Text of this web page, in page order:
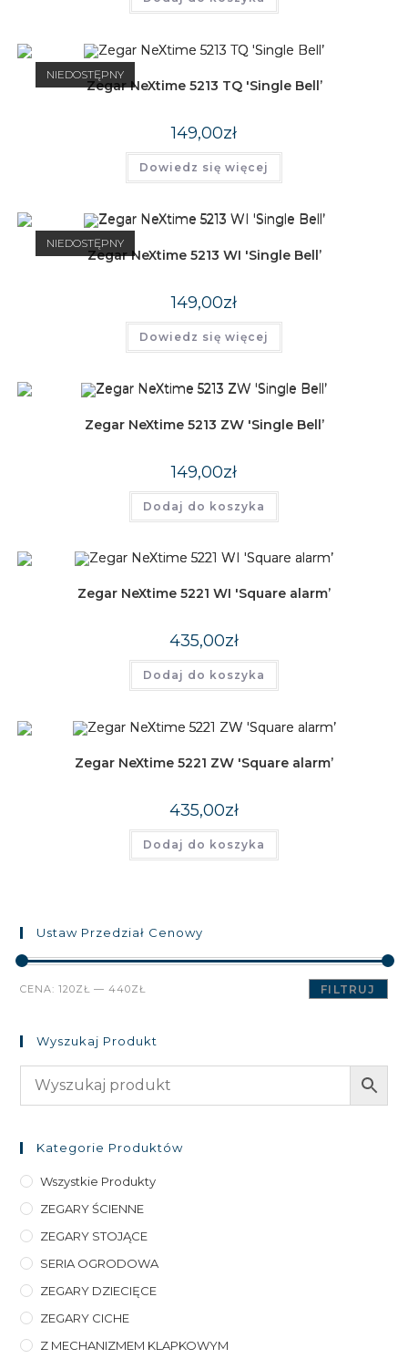
NIEDOSTĘPNY
Zegar NeXtime 5213 TQ 'Single Bell’
149,00zł
Dowiedz się więcej
NIEDOSTĘPNY
Zegar NeXtime 5213 WI 'Single Bell’
149,00zł
Dowiedz się więcej
Zegar NeXtime 5213 ZW 'Single Bell’
149,00zł
Dodaj do koszyka
Zegar NeXtime 5221 WI 'Square alarm’
435,00zł
Dodaj do koszyka
Zegar NeXtime 5221 ZW 'Square alarm’
435,00zł
Dodaj do koszyka
Ustaw Przedział Cenowy
Cena
Cena
FILTRUJ
CENA:120ZŁ —440ZŁ
Wyszukaj Produkt
Kategorie Produktów
Wszystkie Produkty
ZEGARY ŚCIENNE
ZEGARY STOJĄCE
SERIA OGRODOWA
ZEGARY DZIECIĘCE
ZEGARY CICHE
Z MECHANIZMEM KLAPKOWYM